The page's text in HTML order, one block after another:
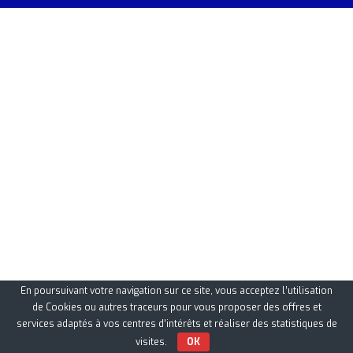
En poursuivant votre navigation sur ce site, vous acceptez l’utilisation
de Cookies ou autres traceurs pour vous proposer des offres et
services adaptés à vos centres d’intérêts et réaliser des statistiques de
visites.
OK